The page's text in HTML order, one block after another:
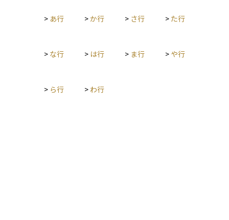
取り締まります。 近年では、暗号資産（仮想通貨）市場の規制
融市場全体に大きな影響を与えるため、投資家はその動向を注
> あ行 >か行 > さ行 > た行
> な行 > は行 > ま行 > や行
> ら行 > わ行